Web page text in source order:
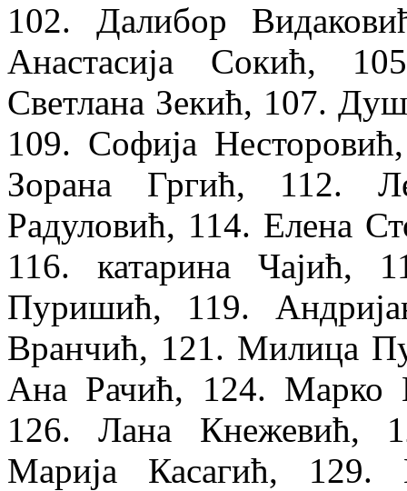
102. Далибор
Анастасија Сокић,
Светлана Зекић, 107.
109. Софија
Зорана Гргић, 112.
Радуловић, 114. Елена
116. катарина Чајић,
Пуришић, 119.
Вранчић, 121. Милица
Ана Рачић, 124. Марко
126. Лана Кнежевић,
Марија Касагић,